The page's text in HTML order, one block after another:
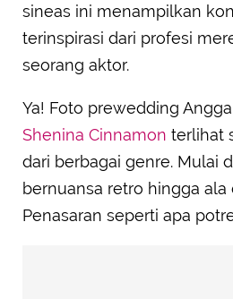
sineas ini menampilkan
terinspirasi dari profesi
seorang aktor.
Ya! Foto prewedding
Shenina Cinnamon terlihat
dari berbagai genre. Mulai
bernuansa retro hingga ala
Penasaran seperti apa